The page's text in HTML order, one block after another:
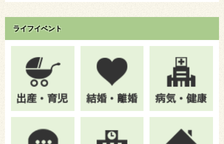
ライフイベント